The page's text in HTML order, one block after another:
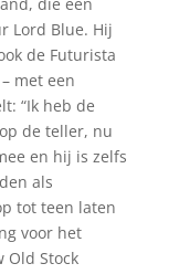
Lord Blue. Hij
de Futurista
met een
“Ik heb de
de teller, nu
en hij is zelfs
als
tot teen laten
voor het
Old Stock